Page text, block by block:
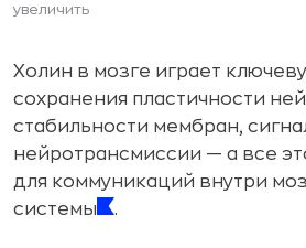
увеличить
Холин в мозге играет
сохранения пластичности
стабильности мембран,
нейротрансмиссии — а все
для коммуникаций внутри
системы
.